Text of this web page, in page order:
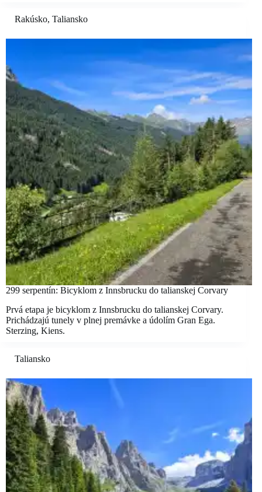
Rakúsko, Taliansko
299 serpentín: Bicyklom z Innsbrucku do talianskej Corvary
Prvá etapa je bicyklom z Innsbrucku do talianskej Corvary.
Prichádzajú tunely v plnej premávke a údolím Gran Ega.
Sterzing, Kiens.
Taliansko